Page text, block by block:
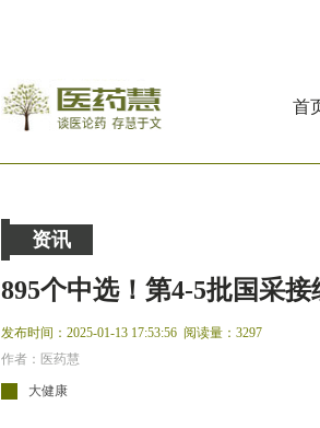
首
资讯
895个中选！第4-5批国采
发布时间：2025-01-13 17:53:56 阅读量：3297
作者：医药慧
大健康